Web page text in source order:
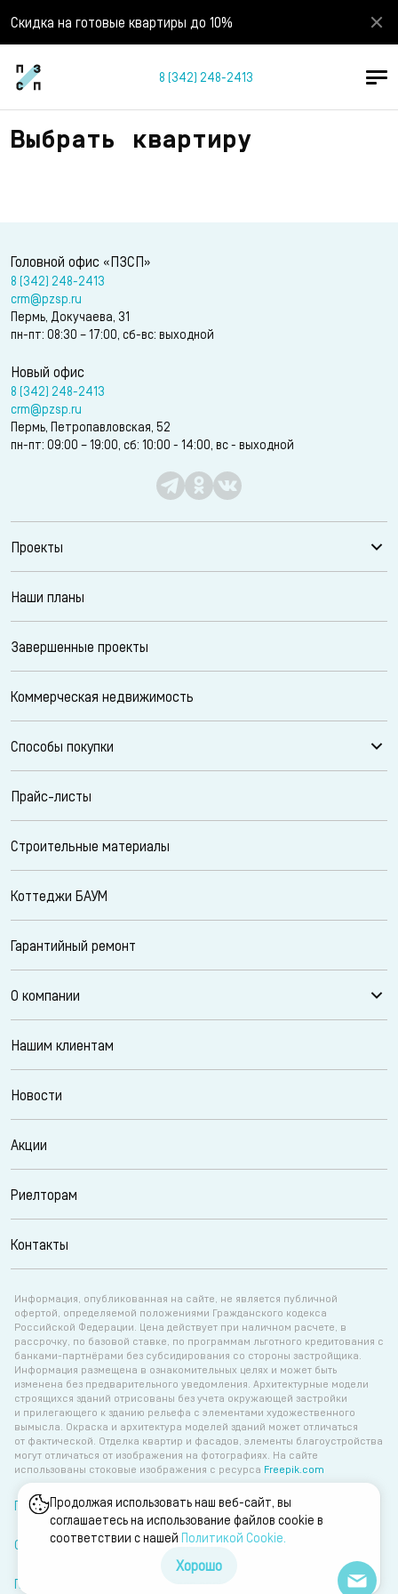
Скидка на готовые квартиры до 10%
8 (342) 248-2413
Выбрать квартиру
Продолжая использовать наш веб-сайт, вы
соглашаетесь на использование файлов cookie в
соответствии с нашей Политикой Сookie.
Хорошо
Головной офис «ПЗСП»
8 (342) 248-2413
crm@pzsp.ru
Пермь, Докучаева, 31
пн-пт: 08:30 – 17:00, сб-вс: выходной
Новый офис
8 (342) 248-2413
crm@pzsp.ru
Пермь, Петропавловская, 52
пн-пт: 09:00 – 19:00, сб: 10:00 - 14:00, вс - выходной
Проекты
Наши планы
Завершенные проекты
Коммерческая недвижимость
Способы покупки
Прайс-листы
Строительные материалы
Коттеджи БАУМ
Гарантийный ремонт
О компании
Нашим клиентам
Новости
Акции
Риелторам
Контакты
Информация, опубликованная на сайте, не является публичной
офертой, определяемой положениями Гражданского кодекса
Российской Федерации. Цена действует при наличном расчете, в
рассрочку, по базовой ставке, по программам льготного кредитования с
банками-партнёрами без субсидирования со стороны застройщика.
Информация размещена в ознакомительных целях и может быть
изменена без предварительного уведомления. Архитектурные модели
строящихся зданий отрисованы без учета окружающей застройки
и прилегающего к зданию рельефа с элементами художественного
вымысла. Окраска и архитектура моделей зданий может отличаться
от фактической. Отделка квартир и фасадов, элементы благоустройства
могут отличаться от изображения на фотографиях. На сайте
использованы стоковые изображения с ресурса Freepik.com
Политика об обработке персональных данных
Согласие на обработку персональных данных
Политика об обработке файлов cookie